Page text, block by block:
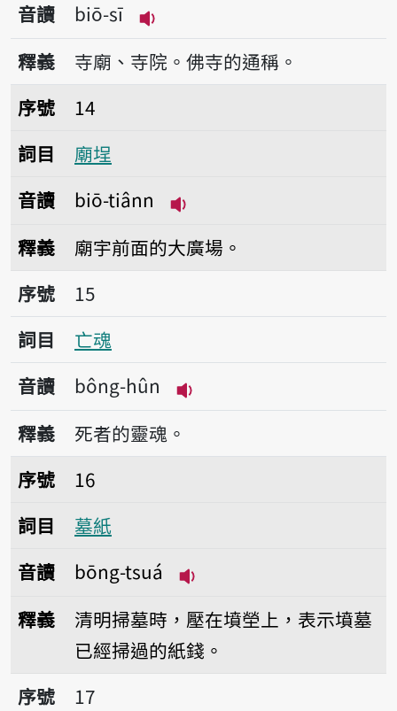
音讀
biō-sī
播放音讀biō-sī
釋義
寺廟、寺院。佛寺的通稱。
序號14廟埕
序號
14
詞目
廟埕
音讀
biō-tiânn
釋義
廟宇前面的大廣場。
序號15亡魂
序號
15
詞目
亡魂
音讀
bông-hûn
播放音讀bông-hûn
釋義
死者的靈魂。
序號16墓紙
序號
16
詞目
墓紙
音讀
bōng-tsuá
釋義
清明掃墓時，壓在墳塋上，表示墳墓
已經掃過的紙錢。
序號17茉草
序號
17